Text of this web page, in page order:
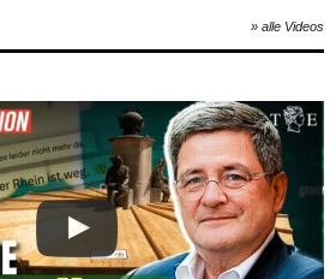
» alle Videos